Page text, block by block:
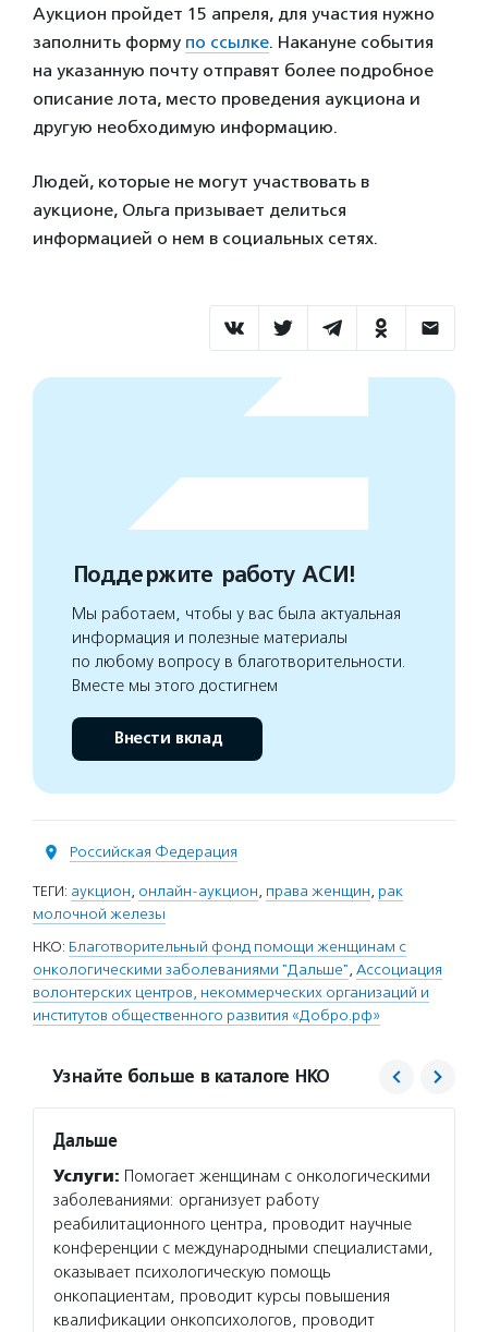
Аукцион пройдет 15 апреля, для участия нужно
заполнить форму по ссылке. Накануне события
на указанную почту отправят более подробное
описание лота, место проведения аукциона и
другую необходимую информацию.
Людей, которые не могут участвовать в
аукционе, Ольга призывает делиться
информацией о нем в социальных сетях.
Поддержите работу АСИ!
Мы работаем, чтобы у вас была актуальная
информация и полезные материалы
по любому вопросу в благотворительности.
Вместе мы этого достигнем
Внести вклад
Российская Федерация
ТЕГИ: аукцион, онлайн-аукцион, права женщин, рак
молочной железы
НКО: Благотворительный фонд помощи женщинам с
онкологическими заболеваниями "Дальше", Ассоциация
волонтерских центров, некоммерческих организаций и
институтов общественного развития «Добро.рф»
Узнайте больше в каталоге НКО
Дальше
Услуги: Помогает женщинам с онкологическими
заболеваниями: организует работу
реабилитационного центра, проводит научные
конференции с международными специалистами,
оказывает психологическую помощь
онкопациентам, проводит курсы повышения
квалификации онкопсихологов, проводит